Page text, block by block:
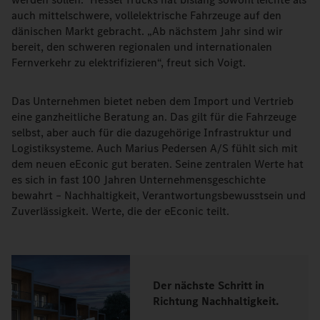
auch mittelschwere, vollelektrische Fahrzeuge auf den
dänischen Markt gebracht. „Ab nächstem Jahr sind wir
bereit, den schweren regionalen und internationalen
Fernverkehr zu elektrifizieren“, freut sich Voigt.
Das Unternehmen bietet neben dem Import und Vertrieb
eine ganzheitliche Beratung an. Das gilt für die Fahrzeuge
selbst, aber auch für die dazugehörige Infrastruktur und
Logistiksysteme. Auch Marius Pedersen A/S fühlt sich mit
dem neuen eEconic gut beraten. Seine zentralen Werte hat
es sich in fast 100 Jahren Unternehmensgeschichte
bewahrt – Nachhaltigkeit, Verantwortungsbewusstsein und
Zuverlässigkeit. Werte, die der eEconic teilt.
Der nächste Schritt in
Richtung Nachhaltigkeit.